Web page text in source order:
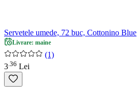
Servetele umede, 72 buc, Cottonino Blue
Livrare: maine
(1)
3 36 Lei